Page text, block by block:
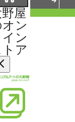
屋
ン
イン
トア